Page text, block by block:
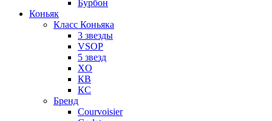
Бурбон
Коньяк
Класс Коньяка
3 звезды
VSOP
5 звезд
XO
КВ
КС
Бренд
Courvoisier